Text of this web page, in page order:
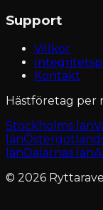
Support
Villkor
Kontakt
Hästföretag per
Stockholms län
län
länDalarnas län
© 2026